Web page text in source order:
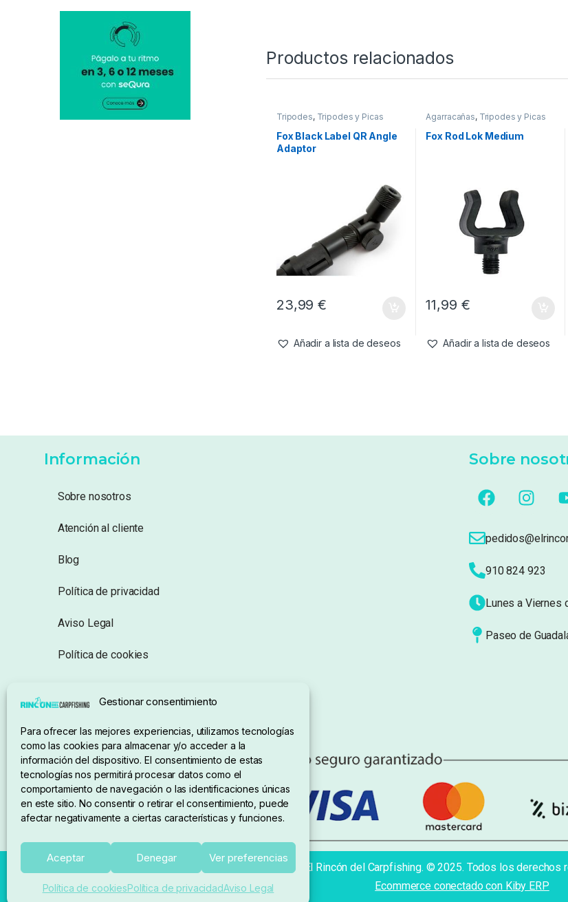
Gestionar consentimiento
Para ofrecer las mejores experiencias, utilizamos tecnologías
como las cookies para almacenar y/o acceder a la
información del dispositivo. El consentimiento de estas
tecnologías nos permitirá procesar datos como el
comportamiento de navegación o las identificaciones únicas
en este sitio. No consentir o retirar el consentimiento, puede
afectar negativamente a ciertas características y funciones.
Aceptar Denegar Ver preferencias
Política de cookiesPolítica de privacidadAviso Legal
Productos relacionados
Tripodes, Tripodes y Picas
Fox Black Label QR Angle
Adaptor
23,99€
Añadir a lista de deseos
Agarracañas, Tripodes y Picas
Fox Rod Lok Medium
11,99 €
Añadir a lista de deseos
Información
Sobre nosotros
Atención al cliente
Blog
Política de privacidad
Aviso Legal
Política de cookies
Condiciones de compra
Sobre
910 824 923
Lunes a Viernes
Paseo de
El Rincón del Carpfishing. © 2025. Todos los derechos
Ecommerce conectado con Kiby ERP